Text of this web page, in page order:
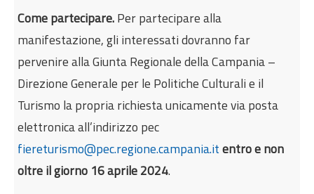
Come partecipare.Per partecipare alla
manifestazione, gli interessati dovranno far
pervenire alla Giunta Regionale della Campania –
Direzione Generale per le Politiche Culturali e il
Turismo la propria richiesta unicamente via posta
elettronica all’indirizzo pec
fiereturismo@pec.regione.campania.itentro e non
oltre il giorno 16 aprile 2024.